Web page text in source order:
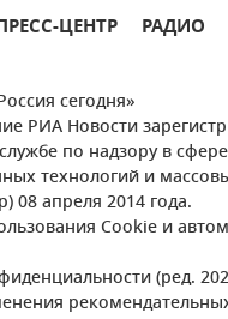
ЦЕНТР РАДИО
сегодня»
РИА Новости
по надзору в
технологий и
08 апреля 2014 года.
Cookie и
(ред.